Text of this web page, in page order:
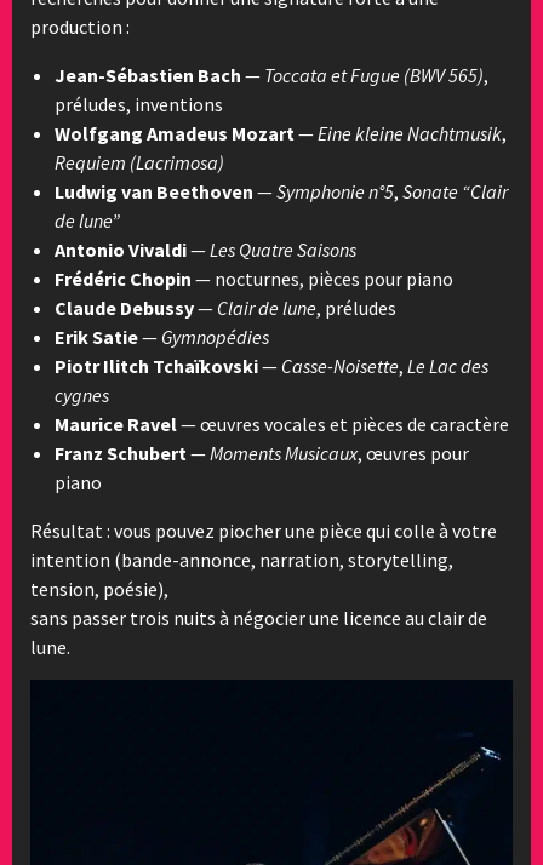
production :
Jean-Sébastien Bach — Toccata et Fugue (BWV 565),
préludes, inventions
Wolfgang Amadeus Mozart —Eine kleine Nachtmusik,
Requiem (Lacrimosa)
Ludwig van Beethoven —Symphonie n°5, Sonate “Clair
de lune”
Antonio Vivaldi—Les Quatre Saisons
Frédéric Chopin — nocturnes, pièces pour piano
Claude Debussy— Clair de lune, préludes
Erik Satie— Gymnopédies
Piotr Ilitch Tchaïkovski— Casse-Noisette, Le Lac des
cygnes
Maurice Ravel— œuvres vocales et pièces de caractère
Franz Schubert —Moments Musicaux, œuvres pour
piano
Résultat : vous pouvez piocher une pièce qui colle à votre
intention (bande-annonce, narration, storytelling,
tension, poésie),
sans passer trois nuits à négocier une licence au clair de
lune.